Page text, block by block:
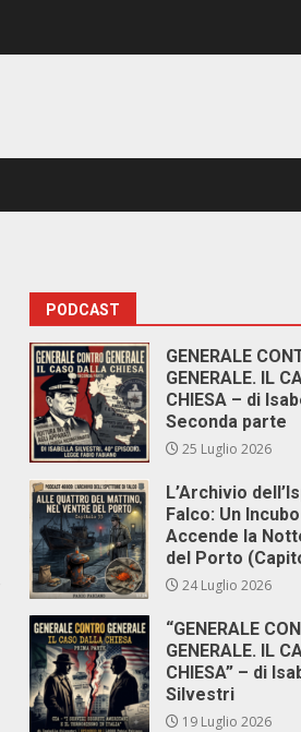
PODCAST
GENERALE
GENERALE. IL
CHIESA – di
Seconda parte
25 Luglio 2026
L’Archivio
Falco: Un
Accende la
del Porto
24 Luglio 2026
“GENERALE
GENERALE. IL
CHIESA” – di
Silvestri
19 Luglio 2026